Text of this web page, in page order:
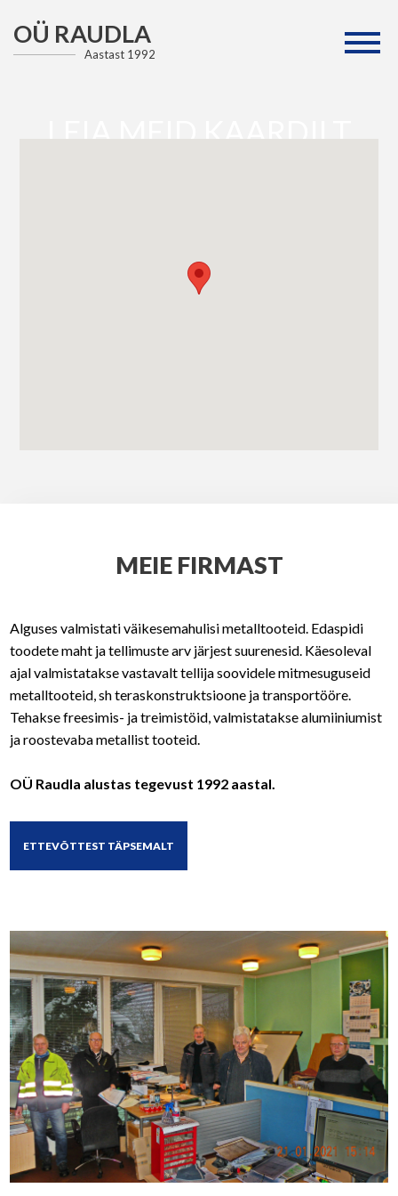
OÜ RAUDLA
Aastast 1992
LEIA MEID KAARDILT
MEIE FIRMAST
Alguses valmistati väikesemahulisi metalltooteid. Edaspidi
toodete maht ja tellimuste arv järjest suurenesid. Käesoleval
ajal valmistatakse vastavalt tellija soovidele mitmesuguseid
metalltooteid, sh teraskonstruktsioone ja transportööre.
Tehakse freesimis- ja treimistöid, valmistatakse alumiiniumist
ja roostevaba metallist tooteid.
OÜ Raudla alustas tegevust 1992 aastal.
ETTEVÕTTEST TÄPSEMALT